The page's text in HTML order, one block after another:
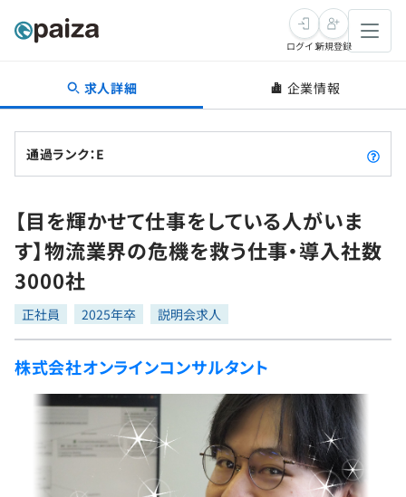
転職・キャリア
転職成功ガイド
転職エージェント
インタビュー
転職成功ガイド
新卒就活
求人検索
本選考
インターン
新卒エージェント
学習
問題集
4択課題
ナレッジ
リファレンス
プログラミング言語
評価結果一覧
再チャレンジ結果一覧
ゲーム・マンガ
Tech Team Journal
paiza times
paizaとは？
ログイン新規登録
求人詳細 企業情報
通過ランク：E
【目を輝かせて仕事をしている人がいま
す】物流業界の危機を救う仕事・導入社数
3000社
正社員 2025年卒 説明会求人
株式会社オンラインコンサルタント